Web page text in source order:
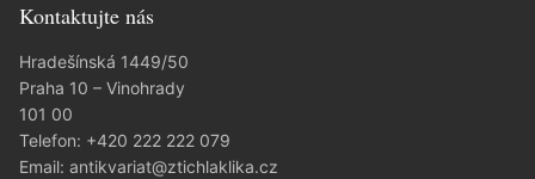
Kontaktujte nás
Hradešínská 1449/50
Praha 10 – Vinohrady
101 00
Telefon: +420 222 222 079
Email: antikvariat@ztichlaklika.cz